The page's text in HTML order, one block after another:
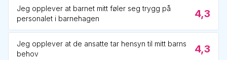
Jeg opplever at barnet mitt føler seg trygg på
personalet i barnehagen
4,3
Jeg opplever at de ansatte tar hensyn til mitt barns
behov
4,3